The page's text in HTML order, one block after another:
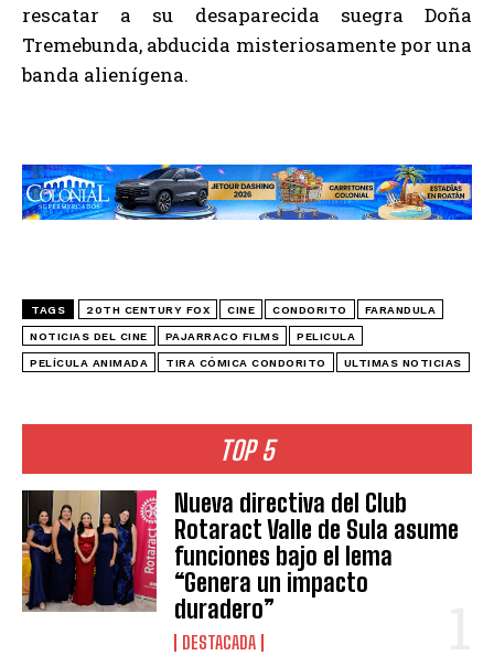
TOP 5
Nueva directiva del Club
Rotaract Valle de Sula asume
funciones bajo el lema
“Genera un impacto
duradero”
DESTACADA
rescatar a su desaparecida suegra Doña
Tremebunda, abducida misteriosamente por una
banda alienígena.
TAGS 20TH CENTURY FOX CINE CONDORITO FARANDULA
NOTICIAS DEL CINE PAJARRACO FILMS PELICULA
PELÍCULA ANIMADA TIRA CÓMICA CONDORITO ULTIMAS NOTICIAS